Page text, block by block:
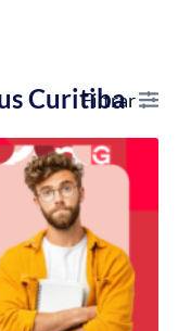
Curitiba
Filtrar